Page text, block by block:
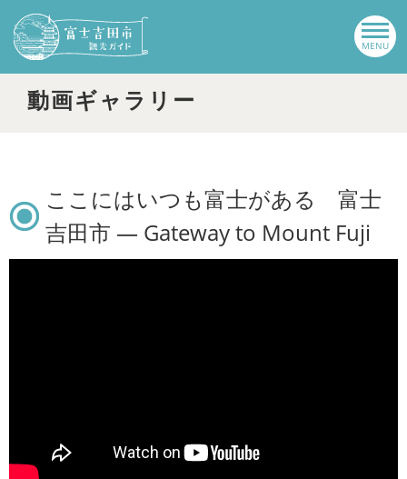
動画ギャラリー
ここにはいつも富士がある 富士
吉田市 ― Gateway to Mount Fuji